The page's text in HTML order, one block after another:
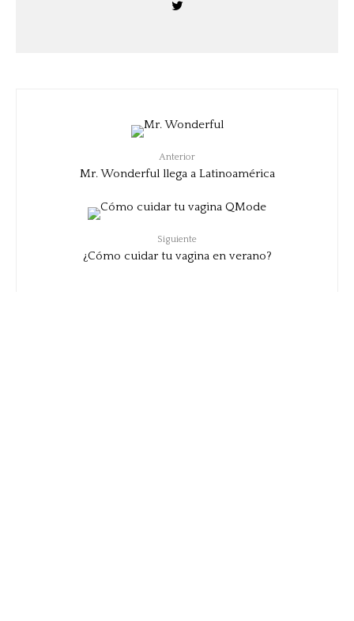
Anterior
Mr. Wonderful llega a Latinoamérica
Siguiente
¿Cómo cuidar tu vagina en verano?